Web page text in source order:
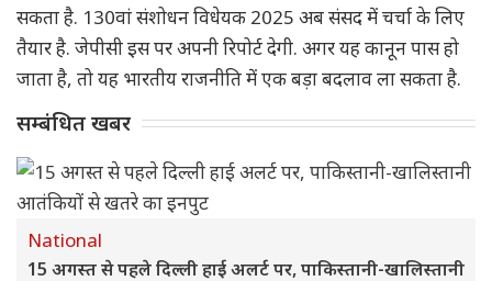
सकता है. 130वां संशोधन विधेयक 2025 अब संसद में चर्चा के लिए
तैयार है. जेपीसी इस पर अपनी रिपोर्ट देगी. अगर यह कानून पास हो
जाता है, तो यह भारतीय राजनीति में एक बड़ा बदलाव ला सकता है.
सम्बंधित खबर
National
15 अगस्त से पहले दिल्ली हाई अलर्ट पर, पाकिस्तानी-खालिस्तानी